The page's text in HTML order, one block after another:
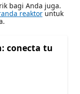
bagi Anda juga.
reaktoruntuk
conecta tu